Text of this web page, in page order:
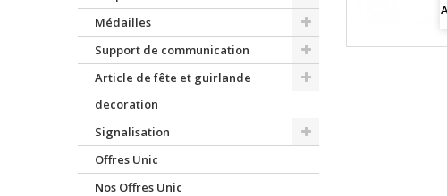
Médailles
Support de communication
Article de fête et guirlande
decoration
Signalisation
Offres Unic
Nos Offres Unic